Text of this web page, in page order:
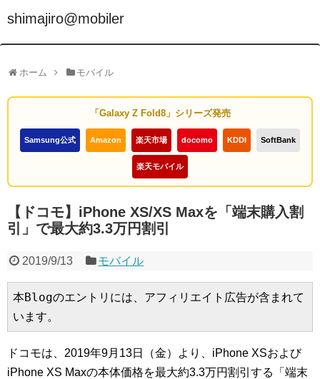
shimajiro@mobiler
ホーム モバイル
「Galaxy Z Fold8」シリーズ発売
Samsung公式 Amazon 楽天市場 docomo KDDI SoftBank
楽天モバイル
【ドコモ】iPhone XS/XS Maxを「端末購入割
引」で最大約3.3万円割引
2019/9/13 モバイル
本Blogのエントリには、アフィリエイト広告が含まれて
います。
ドコモは、2019年9月13日（金）より、iPhone XSおよび
iPhone XS Maxの本体価格を最大約3.3万円割引する「端末